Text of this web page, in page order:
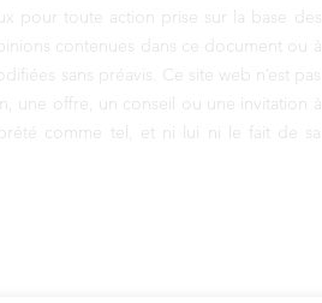
pour toute action prise sur la base des
contenues dans ce document ou à
sans préavis. Ce site web n’est pas
une offre, un conseil ou une invitation à
comme tel, et ni lui ni le fait de sa